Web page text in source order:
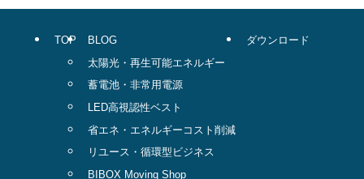
TOP
BLOG
太陽光・再生可能エネルギー
蓄電池・非常用電源
LED高視認性ベスト
省エネ・エネルギーコスト削減
リユース・循環型ビジネス
BIBOX Moving Shop
ダウンロード